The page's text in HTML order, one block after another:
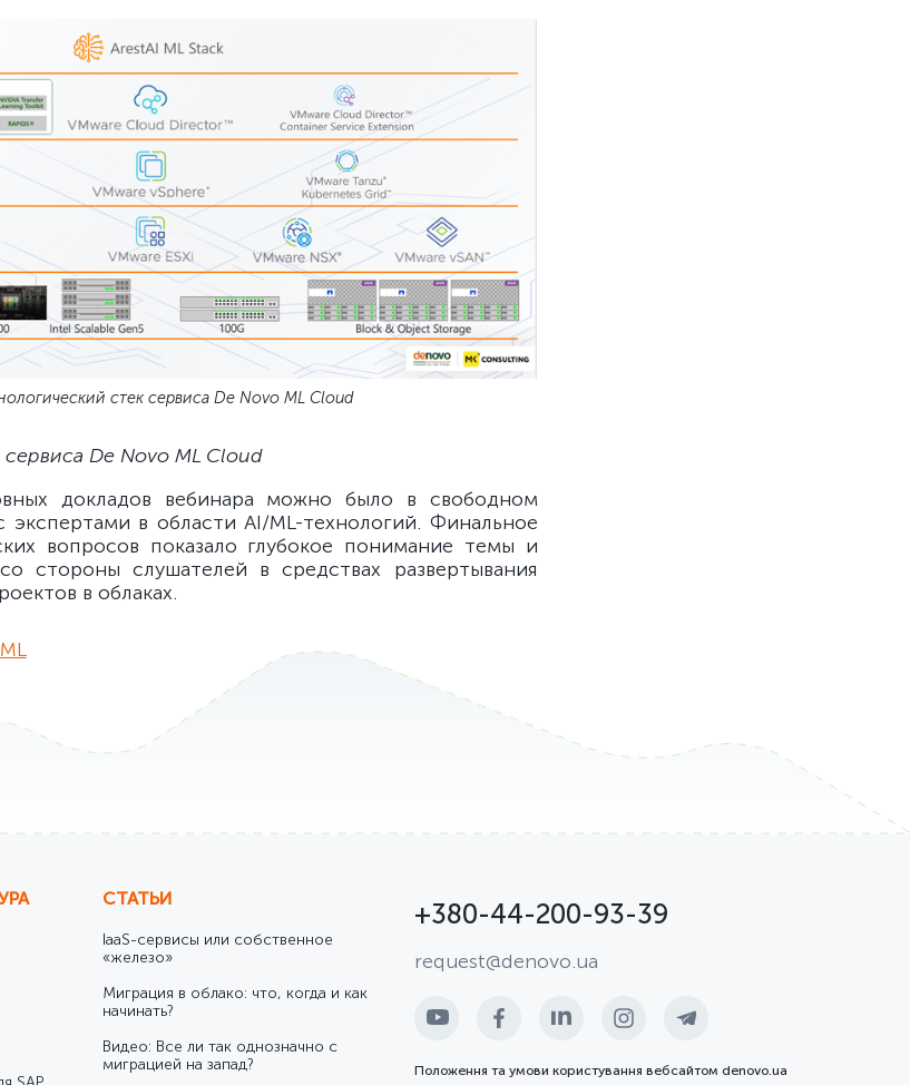
стек сервиса De Novo ML Cloud
сервиса De Novo ML Cloud
докладов вебинара можно было в свободном
в области AI/ML-технологий. Финальное
вопросов показало глубокое понимание темы и
стороны слушателей в средствах развертывания
в облаках.
СТАТЬИ
IaaS-сервисы или собственное
«железо»
Миграция в облако: что, когда и как
начинать?
Видео: Все ли так однозначно с
миграцией на запад?
+380-44-200-93-39
request@denovo.ua
Положення та умови користування вебсайтом denovo.ua